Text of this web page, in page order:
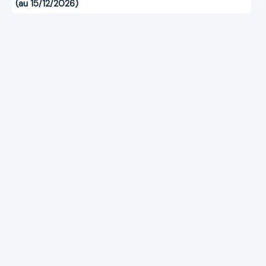
(au 15/12/2026)